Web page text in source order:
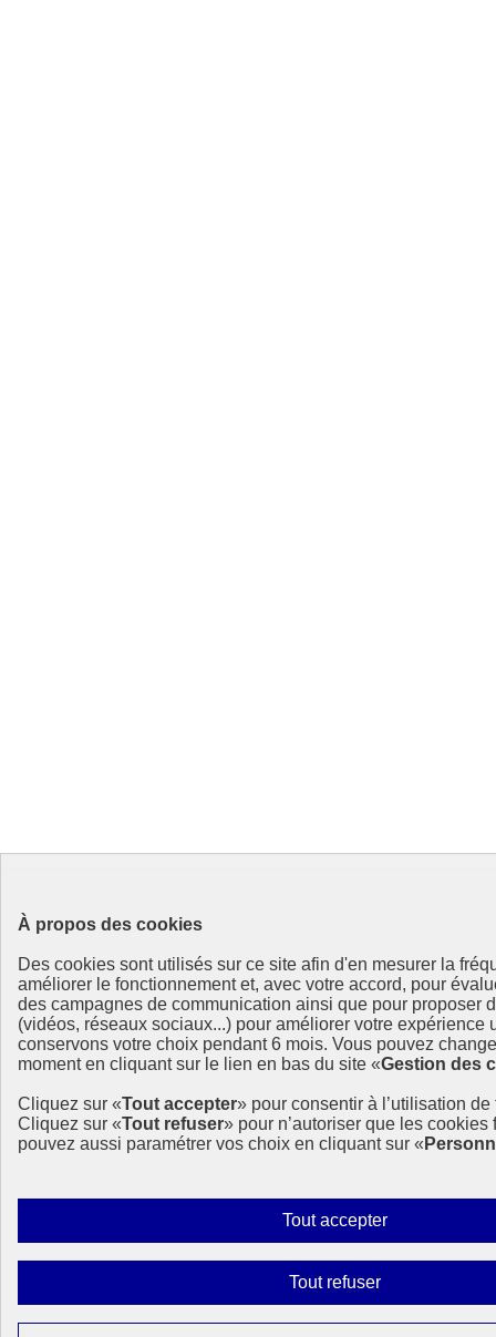
À propos des cookies
Des cookies sont utilisés sur ce site afin d'en mesurer la
améliorer le fonctionnement et, avec votre accord, pour
des campagnes de communication ainsi que pour proposer
(vidéos, réseaux sociaux...) pour améliorer votre expérience
conservons votre choix pendant 6 mois. Vous pouvez
moment en cliquant sur le lien en bas du site «Gestion des
Cliquez sur «Tout accepter» pour consentir à l’utilisation
Cliquez sur «Tout refuser» pour n’autoriser que les cookies
pouvez aussi paramétrer vos choix en cliquant sur «
Tout accepterAutoriser
tous
Tout refuserInterdire
tous